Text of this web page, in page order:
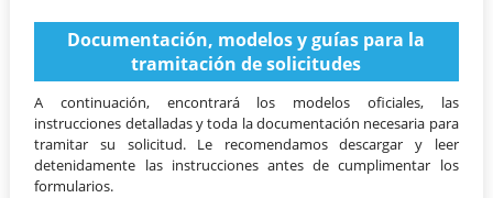
Documentación, modelos y guías para la
tramitación de solicitudes
A continuación, encontrará los modelos oficiales, las
instrucciones detalladas y toda la documentación necesaria para
tramitar su solicitud. Le recomendamos descargar y leer
detenidamente las instrucciones antes de cumplimentar los
formularios.